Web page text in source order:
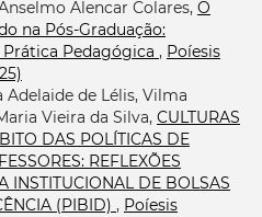
Alencar Colares, O
na Pós-Graduação:
Pedagógica , Poíesis
de Lélis, Vilma
Vieira da Silva, CULTURAS
DAS POLÍTICAS DE
REFLEXÕES
INSTITUCIONAL DE BOLSAS
(PIBID) , Poíesis